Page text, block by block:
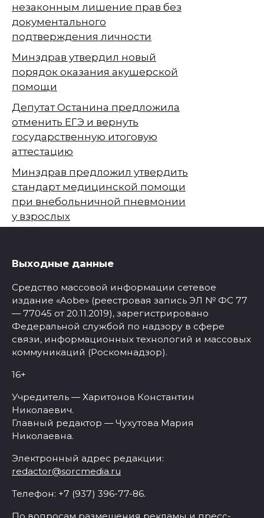
незаконным лишение прав без
документального
подтверждения личности
Минздрав утвердил новый
порядок оказания акушерской
помощи
Депутат Останина предложила
отменить ЕГЭ и вернуть
государственную итоговую
аттестацию
Минздрав предложил утвердить
стандарт медицинской помощи
при внебольничной пневмонии
у взрослых
Выходные данные
Средство массовой информации сетевое
издание «Aobe» (реестровая запись ЭЛ № ФС 77
— 77045 от 20.11.2019), зарегистрировано
Федеральной службой по надзору в сфере
связи, информационных технологий и массовых
коммуникаций (Роскомнадзор).
16+
Учредитель — Харитонов Константин
Николаевич.
Главный редактор — Чухутова Мария
Николаевна.
Электронный адрес редакции:
redactor@sorcmedia.ru
Телефон: +7 (937) 396-77-86.
По вопросам размещения рекламы и пресс-